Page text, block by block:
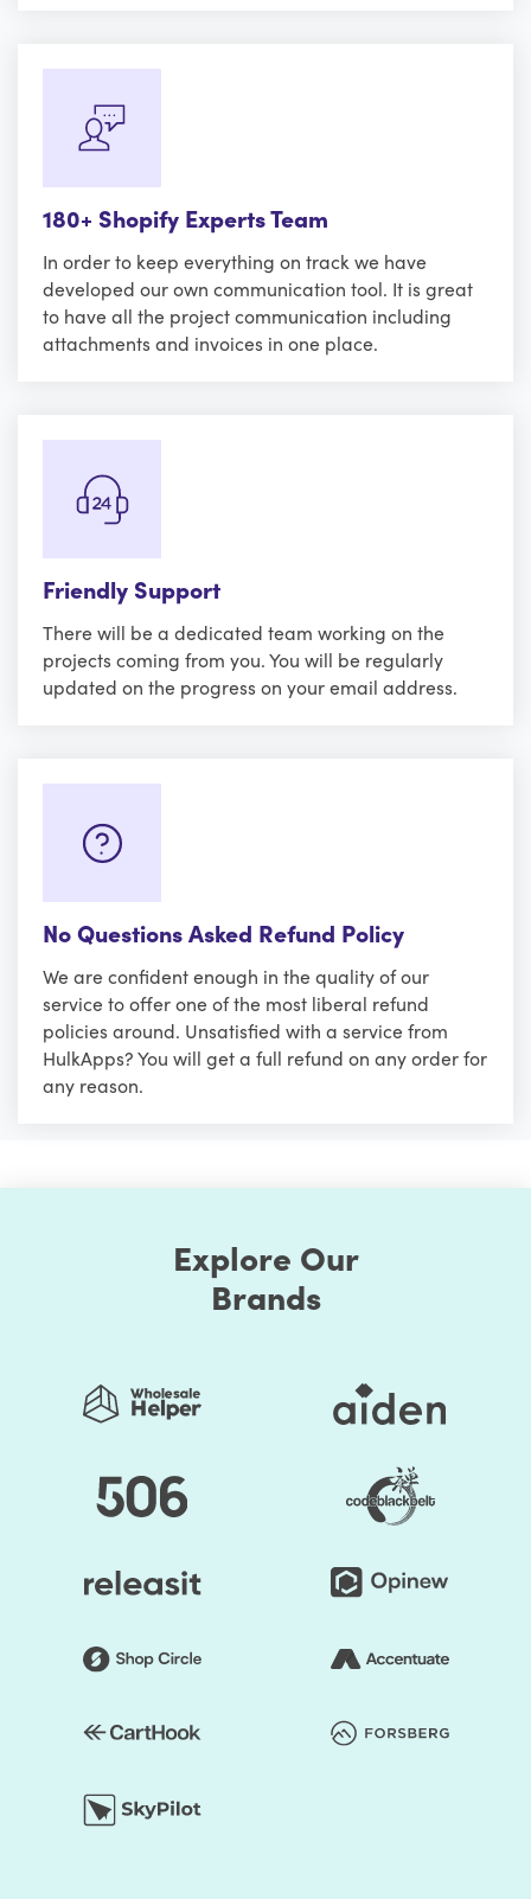
180+ Shopify Experts Team
In order to keep everything on track we have
developed our own communication tool. It is great
to have all the project communication including
attachments and invoices in one place.
Friendly Support
There will be a dedicated team working on the
projects coming from you. You will be regularly
updated on the progress on your email address.
No Questions Asked Refund Policy
We are confident enough in the quality of our
service to offer one of the most liberal refund
policies around. Unsatisfied with a service from
HulkApps? You will get a full refund on any order for
any reason.
Explore Our
Brands